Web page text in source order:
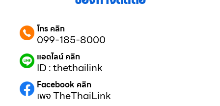
โทร คลิก
099-185-8000
แอดไลน์ คลิก
ID : thethailink
Facebook คลิก
เพจ TheThaiLink